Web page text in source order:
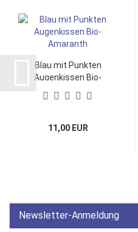
Blau mit Punkten
Augenkissen Bio-
Amaranth...
11,00 EUR
Newsletter-Anmeldung